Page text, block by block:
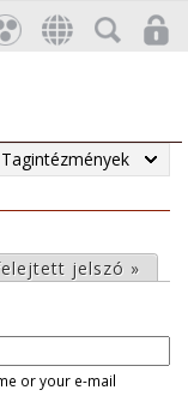
Tagintézmények
jelszó »
or your e-mail